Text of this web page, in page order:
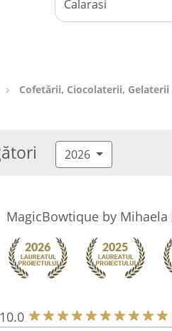
Cofetării, Ciocolaterii, Gelaterii
2026
MagicBowtique by Mihaela
10.0